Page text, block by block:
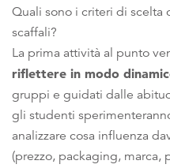
Quali sono i criteri di scelta
scaffali?
La prima attività al punto
riflettere in modo
gruppi e guidati dalle
gli studenti
analizzare cosa influenza
(prezzo, packaging,